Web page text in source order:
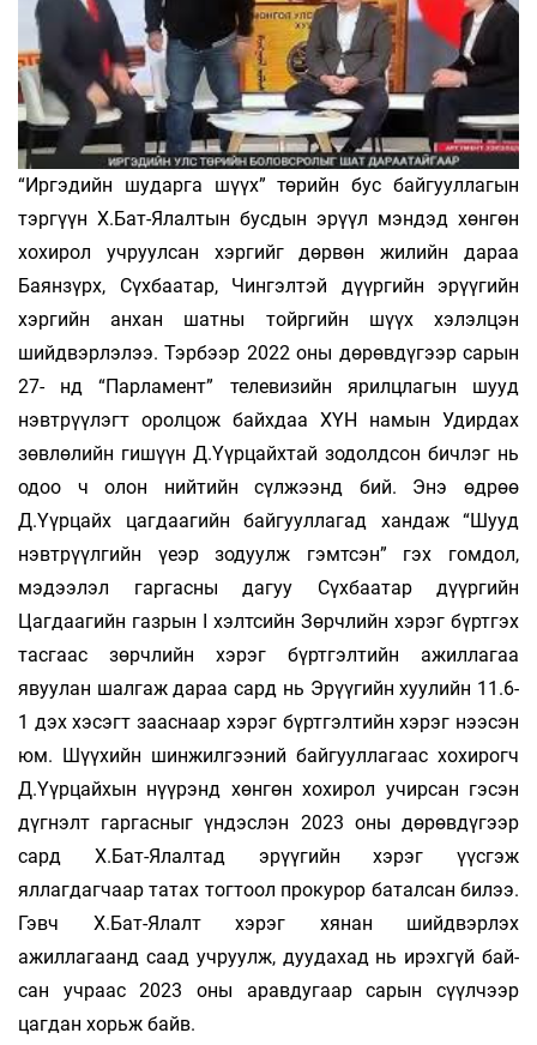
“Иргэдийн шударга шүүх” төрийн бус байгууллагын
тэргүүн Х.Бат-Ялалтын бусдын эрүүл мэндэд хөнгөн
хохирол учруулсан хэргийг дөрвөн жилийн дараа
Баянзүрх, Сүхбаатар, Чингэлтэй дүүргийн эрүүгийн
хэргийн анхан шатны тойргийн шүүх хэлэлцэн
шийдвэрлэлээ. Тэрбээр 2022 оны дөрөвдүгээр сарын
27- нд “Парламент” телевизийн ярилцлагын шууд
нэвтрүүлэгт оролцож байхдаа ХҮН намын Удирдах
зөвлөлийн гишүүн Д.Үүрцайхтай зодолдсон бичлэг нь
одоо ч олон нийтийн сүлжээнд бий. Энэ өдрөө
Д.Үүрцайх цагдаагийн байгууллагад хандаж “Шууд
нэвтрүүлгийн үеэр зодуулж гэмтсэн” гэх гомдол,
мэдээлэл гаргасны дагуу Сүхбаатар дүүргийн
Цагдаагийн газрын I хэлтсийн Зөрчлийн хэрэг бүртгэх
тасгаас зөрчлийн хэрэг бүртгэлтийн ажиллагаа
явуулан шалгаж дараа сард нь Эрүүгийн хуулийн 11.6-
1 дэх хэсэгт зааснаар хэрэг бүртгэлтийн хэрэг нээсэн
юм. Шүүхийн шинжилгээний байгууллагаас хохирогч
Д.Үүрцайхын нүүрэнд хөнгөн хохирол учирсан гэсэн
дүгнэлт гаргасныг үндэслэн 2023 оны дөрөвдүгээр
сард Х.Бат-Ялалтад эрүүгийн хэрэг үүсгэж
яллагдагчаар татах тогтоол прокурор баталсан билээ.
Гэвч Х.Бат-Ялалт хэрэг хянан шийдвэрлэх
ажиллагаанд саад учруулж, дуудахад нь ирэхгүй бай­
сан учраас 2023 оны аравдугаар сарын сүүлчээр
цагдан хорьж байв.